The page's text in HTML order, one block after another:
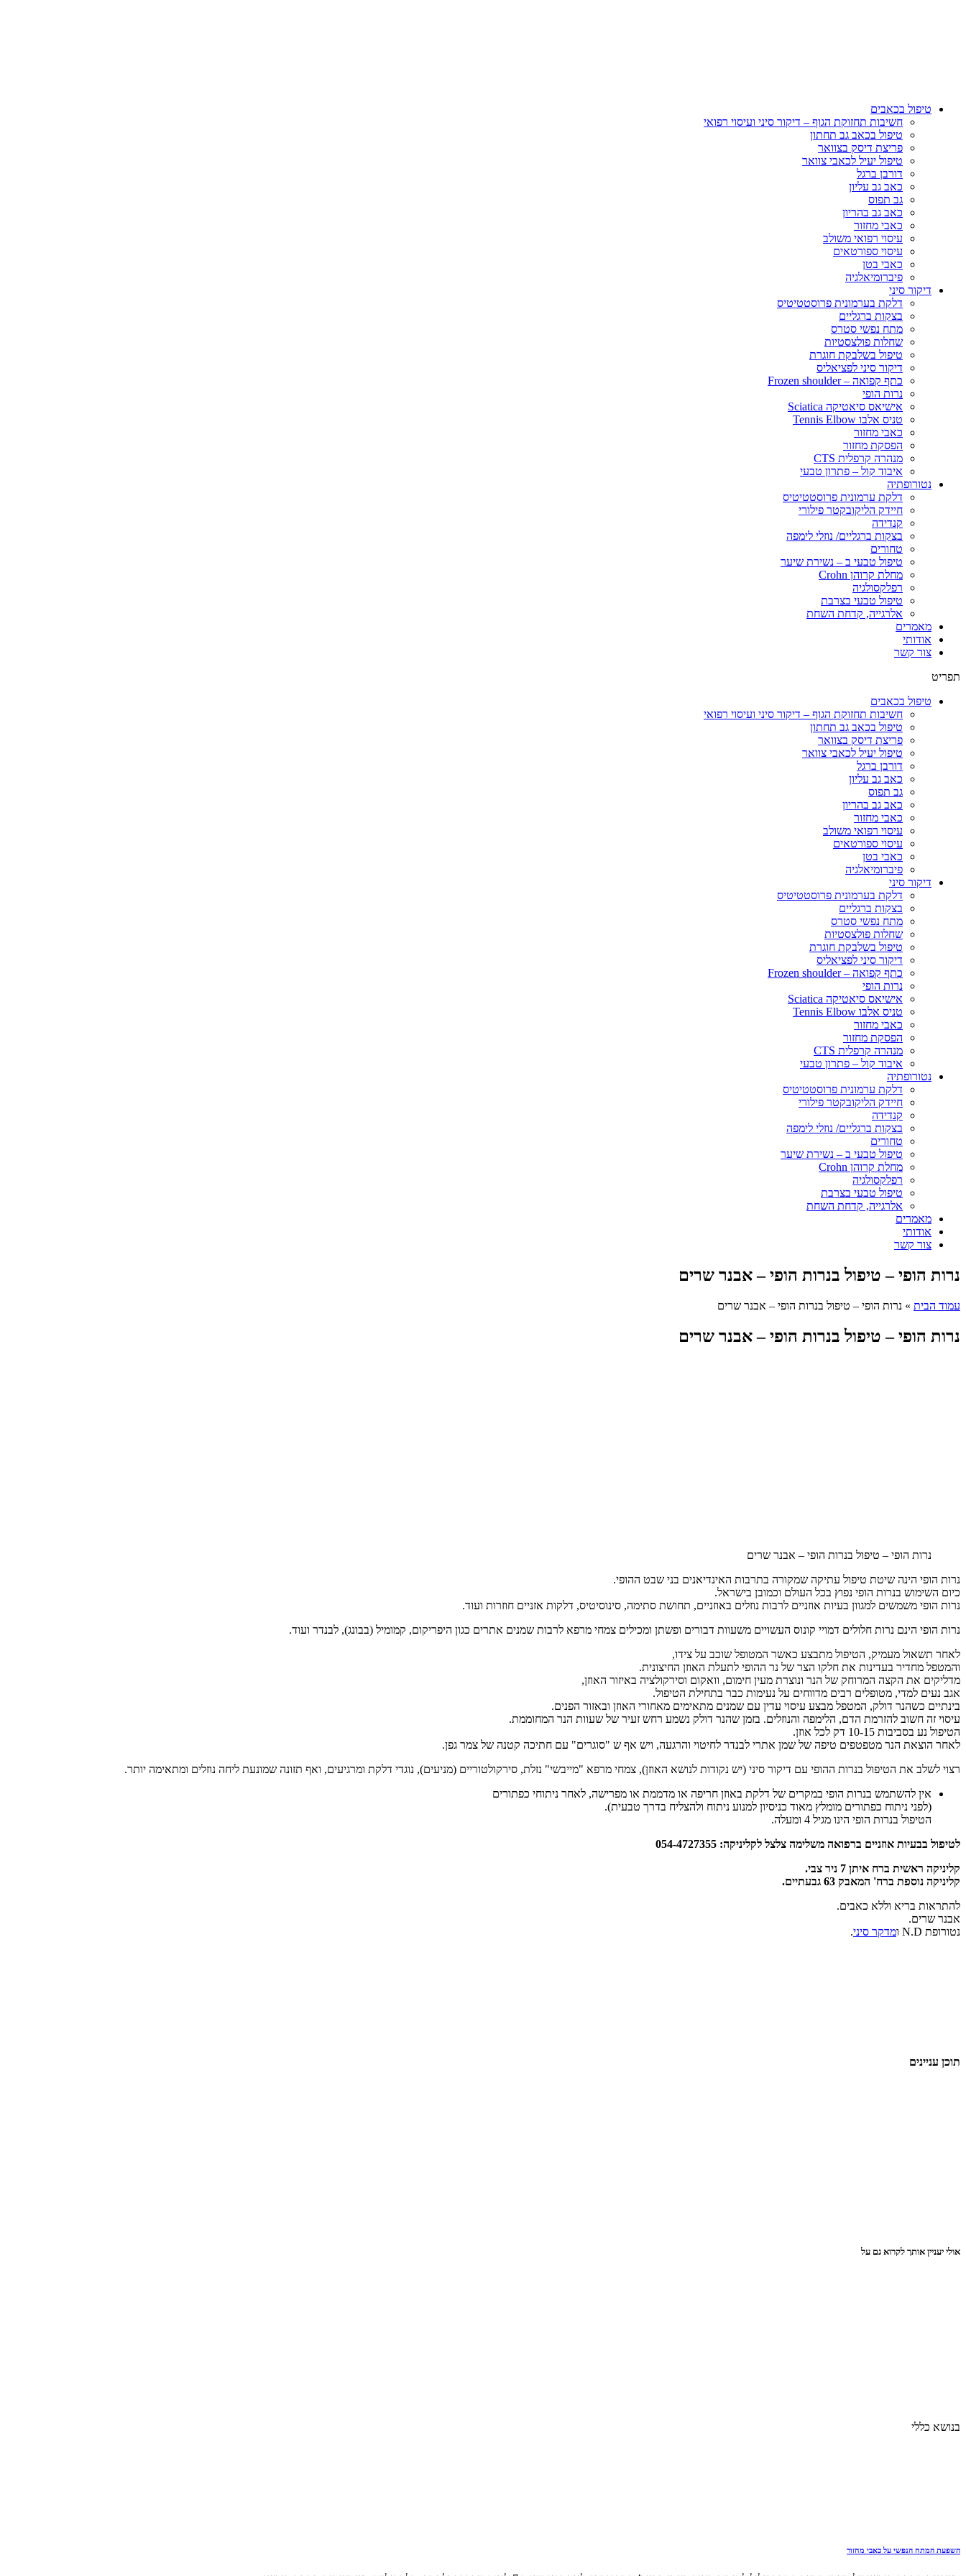
טיפול בכאבים
חשיבות תחזוקת הגוף – דיקור סיני ועיסוי רפואי
טיפול בכאב גב תחתון
פריצת דיסק בצוואר
טיפול יעיל לכאבי צוואר
דורבן ברגל
כאב גב עליון
גב תפוס
כאב גב בהריון
כאבי מחזור
עיסוי רפואי משולב
עיסוי ספורטאים
כאבי בטן
פיברומיאלגיה
דיקור סיני
דלקת בערמונית פרוסטטיטיס
בצקות ברגליים
מתח נפשי סטרס
שחלות פולצסטיות
טיפול בשלבקת חוגרת
דיקור סיני לפציאליס
כתף קפואה – Frozen shoulder
נרות הופי
אישיאס סיאטיקה Sciatica
טניס אלבו Tennis Elbow
כאבי מחזור
הפסקת מחזור
מנהרה קרפלית CTS
איבוד קול – פתרון טבעי
נטורופתיה
דלקת ערמונית פרוסטטיטיס
חיידק הליקובקטר פילורי
קנדידה
בצקות ברגליים/ נוזלי לימפה
טחורים
טיפול טבעי ב – נשירת שיער
מחלת קרוהן Crohn
רפלקסולגיה
טיפול טבעי בצרבת
אלרגייה, קדחת השחת
מאמרים
אודותי
צור קשר
תפריט
טיפול בכאבים
חשיבות תחזוקת הגוף – דיקור סיני ועיסוי רפואי
טיפול בכאב גב תחתון
פריצת דיסק בצוואר
טיפול יעיל לכאבי צוואר
דורבן ברגל
כאב גב עליון
גב תפוס
כאב גב בהריון
כאבי מחזור
עיסוי רפואי משולב
עיסוי ספורטאים
כאבי בטן
פיברומיאלגיה
דיקור סיני
דלקת בערמונית פרוסטטיטיס
בצקות ברגליים
מתח נפשי סטרס
שחלות פולצסטיות
טיפול בשלבקת חוגרת
דיקור סיני לפציאליס
כתף קפואה – Frozen shoulder
נרות הופי
אישיאס סיאטיקה Sciatica
טניס אלבו Tennis Elbow
כאבי מחזור
הפסקת מחזור
מנהרה קרפלית CTS
איבוד קול – פתרון טבעי
נטורופתיה
דלקת ערמונית פרוסטטיטיס
חיידק הליקובקטר פילורי
קנדידה
בצקות ברגליים/ נוזלי לימפה
טחורים
טיפול טבעי ב – נשירת שיער
מחלת קרוהן Crohn
רפלקסולגיה
טיפול טבעי בצרבת
אלרגייה, קדחת השחת
מאמרים
אודותי
צור קשר
נרות הופי – טיפול בנרות הופי – אבנר שרים
עמוד הבית » נרות הופי – טיפול בנרות הופי – אבנר שרים
נרות הופי – טיפול בנרות הופי – אבנר שרים
נרות הופי – טיפול בנרות הופי – אבנר שרים
נרות הופי הינה שיטת טיפול עתיקה שמקורה בתרבות האינדיאנים בני שבט ההופי.
כיום השימוש בנרות הופי נפוץ בכל העולם וכמובן בישראל.
נרות הופי משמשים למגוון בעיות אוזניים לרבות נוזלים באוזניים, תחושת סתימה, סינוסיטיס, דלקות אזניים חוזרות ועוד.
נרות הופי הינם נרות חלולים דמויי קונוס העשויים משעוות דבורים ופשתן ומכילים צמחי מרפא לרבות שמנים אתרים כגון היפריקום, קמומיל (בבונג), לבנדר ועוד.
לאחר תשאול מעמיק, הטיפול מתבצע כאשר המטופל שוכב על צידו,
והמטפל מחדיר בעדינות את חלקו הצר של נר ההופי לתעלת האוזן החיצונית.
מדליקים את הקצה המרוחק של הנר ונוצרת מעין חימום, וואקום וסירקולציה באיזור האוזן,
אגב נעים למדי, מטופלים רבים מדווחים על נעימות כבר בתחילת הטיפול.
בינתיים כשהנר דולק, המטפל מבצע עיסוי עדין עם שמנים מתאימים מאחורי האוזן ובאזור הפנים.
עיסוי זה חשוב להזרמת הדם, הלימפה והנוזלים. בזמן שהנר דולק נשמע רחש זעיר של שעוות הנר המחוממת.
הטיפול נע בסביבות 10-15 דק לכל אוזן.
לאחר הוצאת הנר מטפטפים טיפה של שמן אתרי לבנדר לחיטוי והרגעה, ויש אף ש "סוגרים" עם חתיכה קטנה של צמר גפן.
רצוי לשלב את הטיפול בנרות ההופי עם דיקור סיני (יש נקודות לנושא האוזן), צמחי מרפא "מייבשי" נזלת, סירקולטוריים (מניעים), נוגדי דלקת ומרגיעים, ואף תזונה שמונעת ליחה נוזלים ומתאימה יותר.
אין להשתמש בנרות הופי במקרים של דלקת באוזן חריפה או מדממת או מפרישה, לאחר ניתוחי כפתורים
(לפני ניתוח כפתורים מומלץ מאוד כניסיון למנוע ניתוח ולהצליח בדרך טבעית).
הטיפול בנרות הופי הינו מגיל 4 ומעלה.
לטיפול בבעיות אוזניים ברפואה משלימה צלצל לקליניקה: 054-4727355
קליניקה ראשית ברח איתן 7 ניר צבי.
קליניקה נוספת ברח' המאבק 63 גבעתיים.
להתראות בריא וללא כאבים.
אבנר שרים.
נטורופת N.D ו
מדקר סיני.
תוכן עניינים
אולי יעניין אותך לקרוא גם על
בנושא כללי
השפעת המתח הנפשי על כאבי מחזור